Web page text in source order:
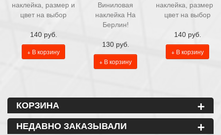
наклейка, размер и
цвет на выбор
140 руб.
+ В корзину
Виниловая
наклейка На
Берлин!
130 руб.
+ В корзину
наклейка, размер и
цвет на выбор
140 руб.
+ В корзину
КОРЗИНА +
НЕДАВНО ЗАКАЗЫВАЛИ +